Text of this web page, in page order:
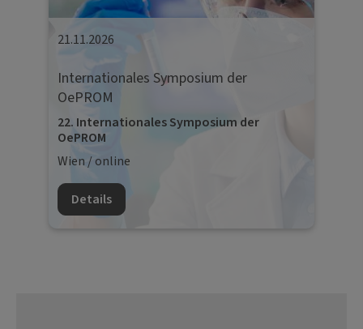
21.11.2026
Internationales Symposium der
OePROM
22. Internationales Symposium der
OePROM
Wien / online
Details